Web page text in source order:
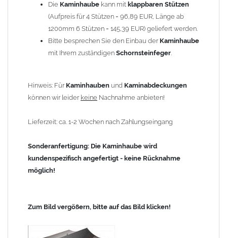
Die Kaminhaube kann mit klappbaren Stützen
(Aufpreis für 4 Stützen = 96,89 EUR, Länge ab
1200mm 6 Stützen = 145,39 EUR) geliefert werden.
Bitte besprechen Sie den Einbau der Kaminhaube
mit Ihrem zuständigen Schornsteinfeger.
Hinweis: Für Kaminhauben und Kaminabdeckungen
können wir leider keine Nachnahme anbieten!
Lieferzeit: ca. 1-2 Wochen nach Zahlungseingang
Sonderanfertigung: Die Kaminhaube wird
kundenspezifisch angefertigt - keine Rücknahme
möglich!
Zum Bild vergößern, bitte auf das Bild klicken!